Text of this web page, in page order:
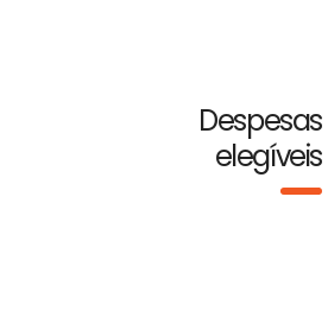
Despesas
elegíveis